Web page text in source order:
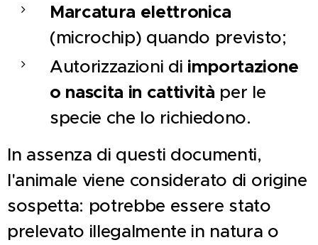
Marcatura elettronica
(microchip) quando previsto;
Autorizzazioni di importazione
o nascita in cattività per le
specie che lo richiedono.
In assenza di questi documenti,
l'animale viene considerato di origine
sospetta: potrebbe essere stato
prelevato illegalmente in natura o